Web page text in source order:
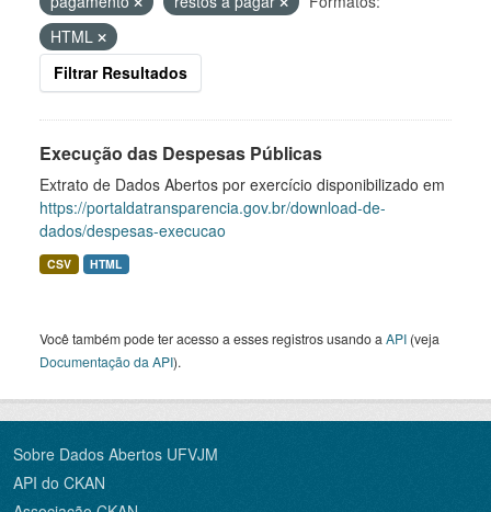
HTML
Filtrar Resultados
Execução das Despesas Públicas
Extrato de Dados Abertos por exercício disponibilizado em
https://portaldatransparencia.gov.br/download-de-
dados/despesas-execucao
CSV HTML
Você também pode ter acesso a esses registros usando a API (veja
Documentação da API).
Sobre Dados Abertos UFVJM
API do CKAN